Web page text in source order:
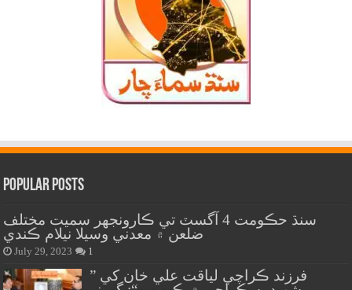
Popular Posts
سنڌ حڪومت 4 آگسٽ تي ڪارونجهر سميت مختلف
ضلعن ۾ معدني وسيلا نيلام ڪندي
July 29, 2023 1
” فرزند ڪراچي لياقت علي خان کي